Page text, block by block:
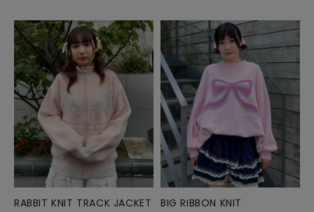
RABBIT KNIT TRACK JACKET BIG RIBBON KNIT